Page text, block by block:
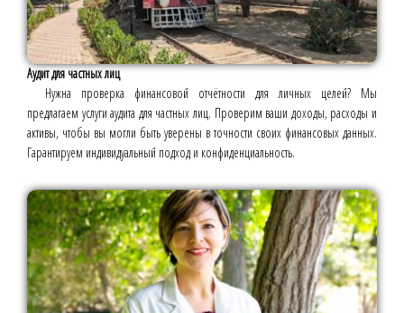
Аудит для частных лиц
Нужна проверка финансовой отчётности для личных целей? Мы
предлагаем услуги аудита для частных лиц. Проверим ваши доходы, расходы и
активы, чтобы вы могли быть уверены в точности своих финансовых данных.
Гарантируем индивидуальный подход и конфиденциальность.